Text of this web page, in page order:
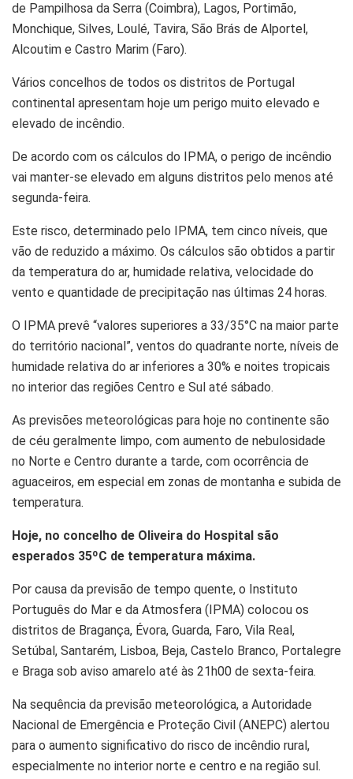
de Pampilhosa da Serra (Coimbra), Lagos, Portimão,
Monchique, Silves, Loulé, Tavira, São Brás de Alportel,
Alcoutim e Castro Marim (Faro).
Vários concelhos de todos os distritos de Portugal
continental apresentam hoje um perigo muito elevado e
elevado de incêndio.
De acordo com os cálculos do IPMA, o perigo de incêndio
vai manter-se elevado em alguns distritos pelo menos até
segunda-feira.
Este risco, determinado pelo IPMA, tem cinco níveis, que
vão de reduzido a máximo. Os cálculos são obtidos a partir
da temperatura do ar, humidade relativa, velocidade do
vento e quantidade de precipitação nas últimas 24 horas.
O IPMA prevê “valores superiores a 33/35°C na maior parte
do território nacional”, ventos do quadrante norte, níveis de
humidade relativa do ar inferiores a 30% e noites tropicais
no interior das regiões Centro e Sul até sábado.
As previsões meteorológicas para hoje no continente são
de céu geralmente limpo, com aumento de nebulosidade
no Norte e Centro durante a tarde, com ocorrência de
aguaceiros, em especial em zonas de montanha e subida de
temperatura.
Hoje, no concelho de Oliveira do Hospital são
esperados 35ºC de temperatura máxima.
Por causa da previsão de tempo quente, o Instituto
Português do Mar e da Atmosfera (IPMA) colocou os
distritos de Bragança, Évora, Guarda, Faro, Vila Real,
Setúbal, Santarém, Lisboa, Beja, Castelo Branco, Portalegre
e Braga sob aviso amarelo até às 21h00 de sexta-feira.
Na sequência da previsão meteorológica, a Autoridade
Nacional de Emergência e Proteção Civil (ANEPC) alertou
para o aumento significativo do risco de incêndio rural,
especialmente no interior norte e centro e na região sul.